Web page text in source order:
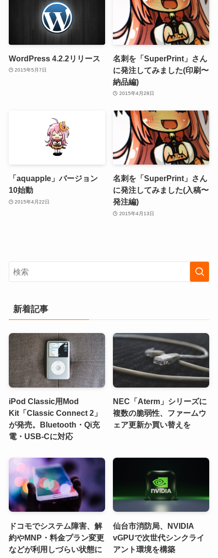
WordPress 4.2.2リリース
2015年5月7日
名刺を「SuperPrint」さん
に発注してみました(印刷〜
納品編)
2015年4月28日
「aquapple」バージョン
10始動
2015年4月22日
名刺を「SuperPrint」さん
に発注してみました(入稿〜
発注編)
2015年4月13日
新着記事
iPod Classic用Mod
Kit「Classic Connect 2」
が発売。Bluetooth・Qi充
電・USB-Cに対応
NEC「Aterm」シリーズに
複数の脆弱性、ファームウ
ェア更新か買い替えを
ドコモでシステム障害、解
約やMNP・料金プラン変更
などが利用しづらい状態に
仙台市消防局、NVIDIA
vGPUで次世代シンクライ
アント環境を構築